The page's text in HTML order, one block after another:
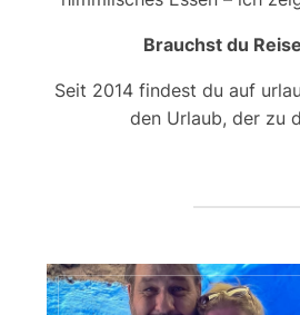
Brauchst du
Seit 2014 findest du auf
den Urlaub, der zu